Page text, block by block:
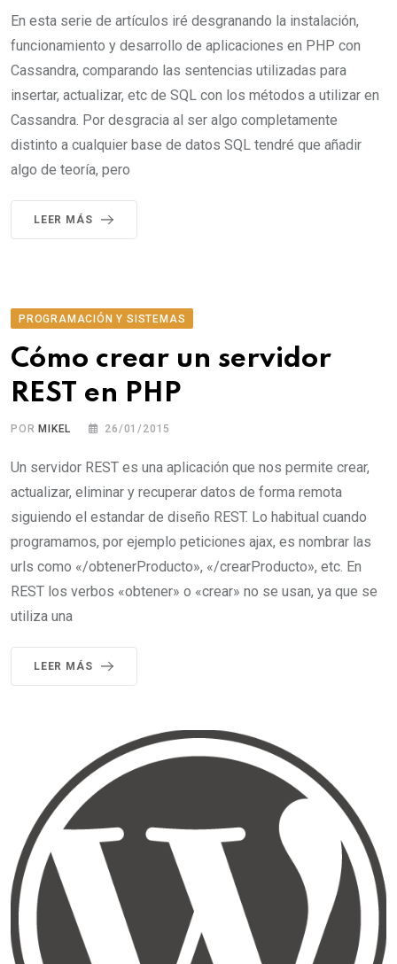
En esta serie de artículos iré desgranando la instalación,
funcionamiento y desarrollo de aplicaciones en PHP con
Cassandra, comparando las sentencias utilizadas para
insertar, actualizar, etc de SQL con los métodos a utilizar en
Cassandra. Por desgracia al ser algo completamente
distinto a cualquier base de datos SQL tendré que añadir
algo de teoría, pero
LEER MÁS
PROGRAMACIÓN Y SISTEMAS
Cómo crear un servidor
REST en PHP
POR MIKEL 26/01/2015
Un servidor REST es una aplicación que nos permite crear,
actualizar, eliminar y recuperar datos de forma remota
siguiendo el estandar de diseño REST. Lo habitual cuando
programamos, por ejemplo peticiones ajax, es nombrar las
urls como «/obtenerProducto», «/crearProducto», etc. En
REST los verbos «obtener» o «crear» no se usan, ya que se
utiliza una
LEER MÁS